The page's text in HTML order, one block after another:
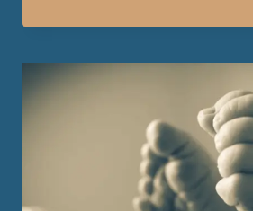
WIE
US-
INDONESIEN
IN
DIE
ARME
DER
EU